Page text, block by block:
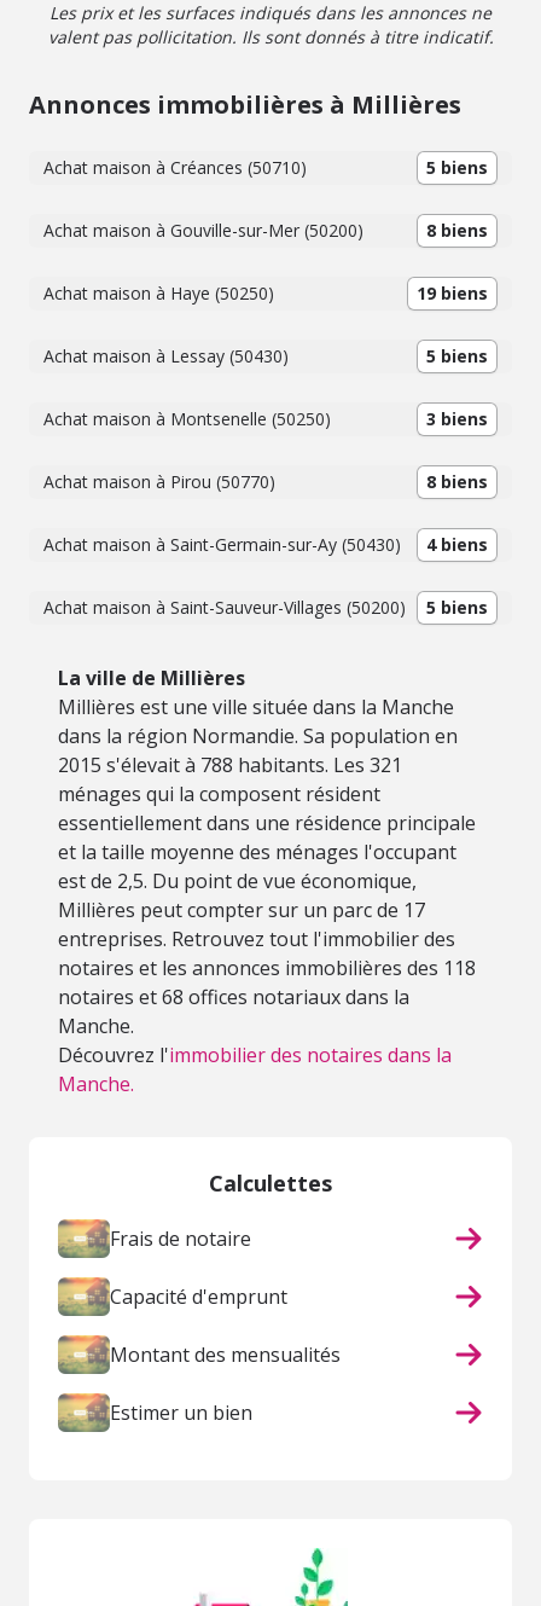
Les prix et les surfaces indiqués dans les annonces ne
valent pas pollicitation. Ils sont donnés à titre indicatif.
Annonces immobilières à Millières
Achat maison à Créances (50710) 5 biens
Achat maison à Gouville-sur-Mer (50200) 8 biens
Achat maison à Haye (50250) 19 biens
Achat maison à Lessay (50430) 5 biens
Achat maison à Montsenelle (50250) 3 biens
Achat maison à Pirou (50770) 8 biens
Achat maison à Saint-Germain-sur-Ay (50430) 4 biens
Achat maison à Saint-Sauveur-Villages (50200) 5 biens
La ville de Millières
Millières est une ville située dans la Manche
dans la région Normandie. Sa population en
2015 s'élevait à 788 habitants. Les 321
ménages qui la composent résident
essentiellement dans une résidence principale
et la taille moyenne des ménages l'occupant
est de 2,5. Du point de vue économique,
Millières peut compter sur un parc de 17
entreprises. Retrouvez tout l'immobilier des
notaires et les annonces immobilières des 118
notaires et 68 offices notariaux dans la
Manche.
Découvrez l'immobilier des notaires dans la
Manche.
Calculettes
Frais de notaire
Capacité d'emprunt
Montant des mensualités
Estimer un bien